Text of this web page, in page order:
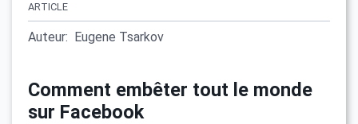
ARTICLE
Auteur: Eugene Tsarkov
Comment embêter tout le monde
sur Facebook